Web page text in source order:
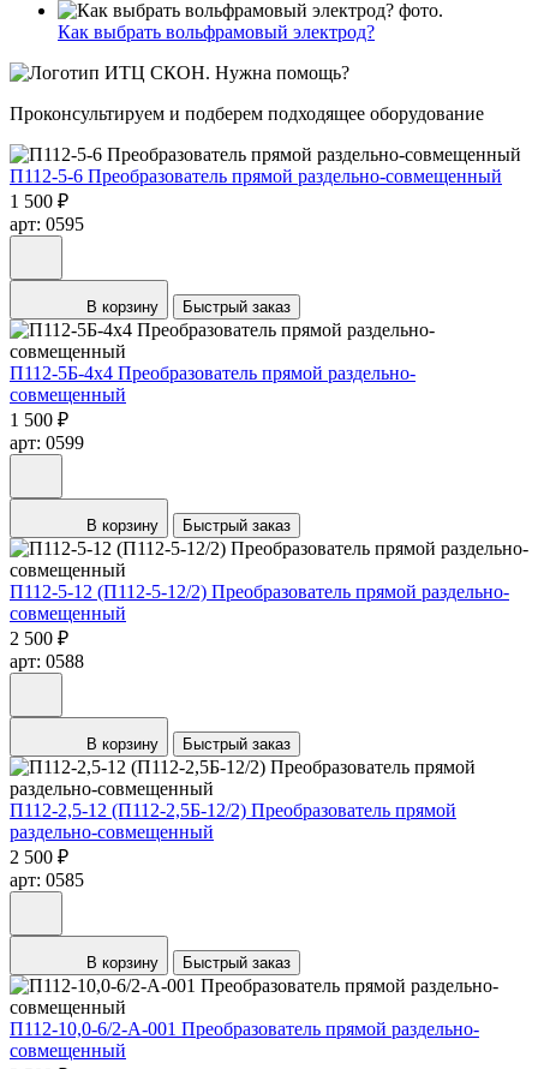
Как выбрать вольфрамовый электрод?
Нужна помощь?
Проконсультируем и подберем подходящее оборудование
П112-5-6 Преобразователь прямой раздельно-совмещенный
1 500 ₽
арт: 0595
В корзину Быстрый заказ
П112-5Б-4х4 Преобразователь прямой раздельно-
совмещенный
1 500 ₽
арт: 0599
В корзину Быстрый заказ
П112-5-12 (П112-5-12/2) Преобразователь прямой раздельно-
совмещенный
2 500 ₽
арт: 0588
В корзину Быстрый заказ
П112-2,5-12 (П112-2,5Б-12/2) Преобразователь прямой
раздельно-совмещенный
2 500 ₽
арт: 0585
В корзину Быстрый заказ
П112-10,0-6/2-А-001 Преобразователь прямой раздельно-
совмещенный